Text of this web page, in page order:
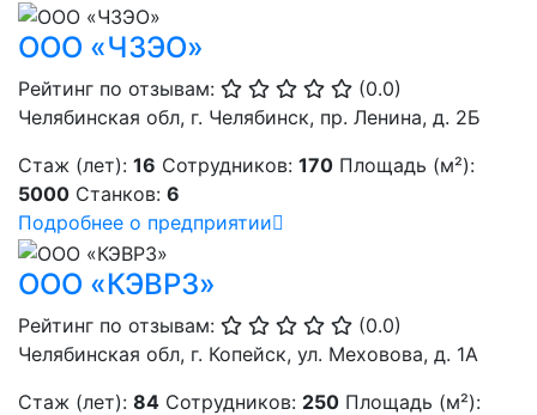
ООО «ЧЗЭО»
Рейтинг по отзывам:
(0.0)
Челябинская обл, г. Челябинск, пр. Ленина, д. 2Б
Стаж (лет): 16 Сотрудников: 170 Площадь (м²):
5000 Станков: 6
Подробнее о предприятии
ООО «КЭВРЗ»
Рейтинг по отзывам:
(0.0)
Челябинская обл, г. Копейск, ул. Меховова, д. 1А
Стаж (лет): 84 Сотрудников: 250 Площадь (м²):